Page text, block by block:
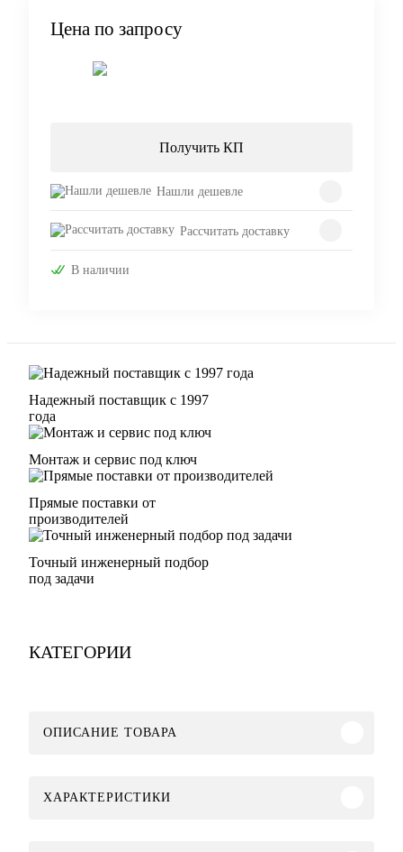
Цена по запросу
Получить КП
Нашли дешевле
Рассчитать доставку
В наличии
Надежный поставщик с 1997
года
Монтаж и сервис под ключ
Прямые поставки от
производителей
Точный инженерный подбор
под задачи
КАТЕГОРИИ
ОПИСАНИЕ ТОВАРА
ХАРАКТЕРИСТИКИ